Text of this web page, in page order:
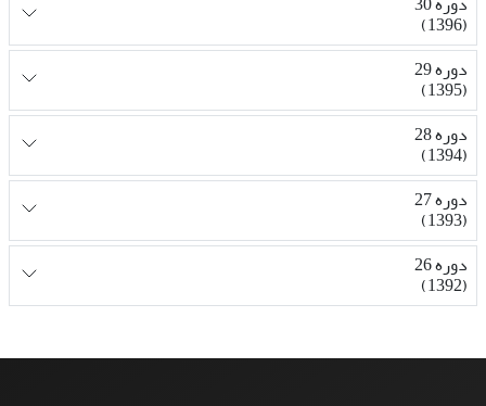
(1396)
دوره 29
(1395)
دوره 28
(1394)
دوره 27
(1393)
دوره 26
(1392)